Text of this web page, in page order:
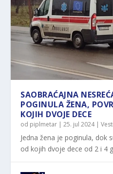
SAOBRAĆAJNA
POGINULA ŽENA,
KOJIH DVOJE DECE
od piplmetar |25. jul 2024|Vesti
Jedna žena je poginula, dok
od kojih dvoje dece od 2 i 4